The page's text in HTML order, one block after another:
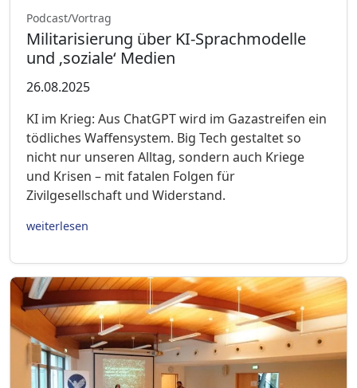
Podcast/Vortrag
Militarisierung über KI-Sprachmodelle
und ‚soziale‘ Medien
26.08.2025
KI im Krieg: Aus ChatGPT wird im Gazastreifen ein
tödliches Waffensystem. Big Tech gestaltet so
nicht nur unseren Alltag, sondern auch Kriege
und Krisen – mit fatalen Folgen für
Zivilgesellschaft und Widerstand.
weiterlesen